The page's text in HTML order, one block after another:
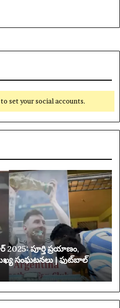
set your social accounts.
పూర్తి ప్రయాణం,
సంఘటనలు | ఫుట్‌బాల్
ది